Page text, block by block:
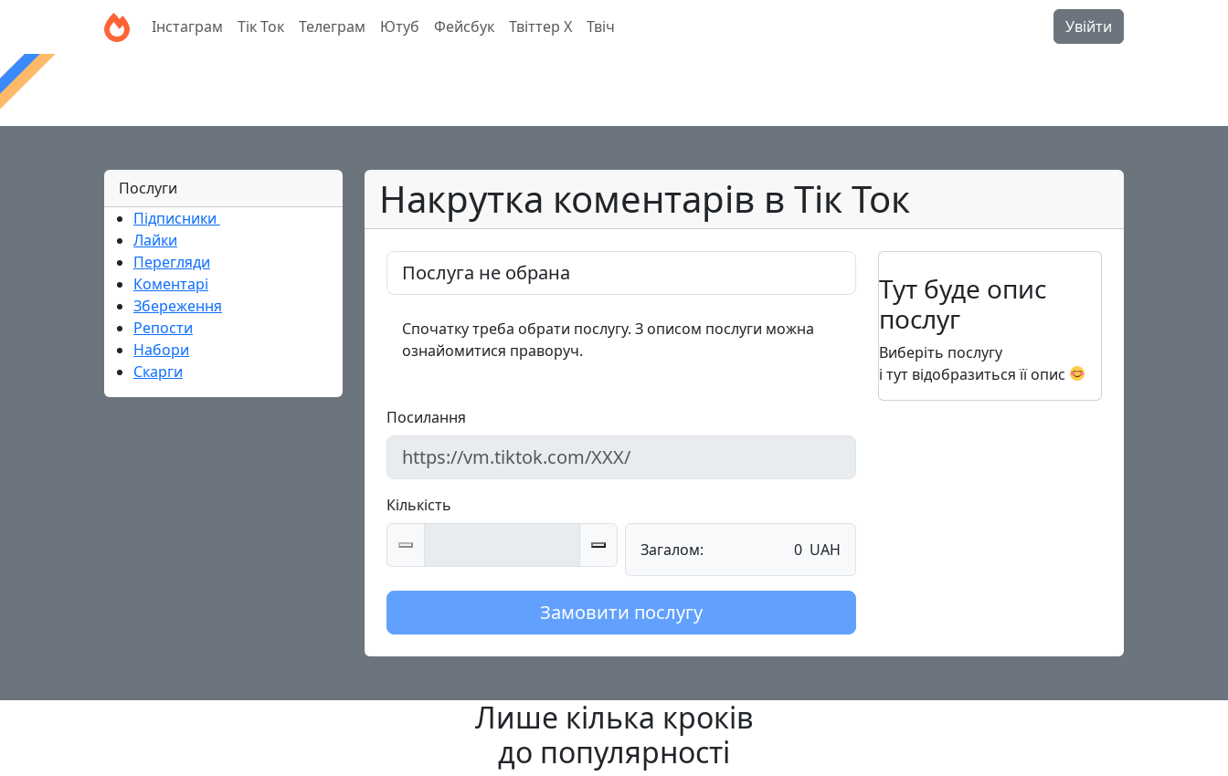
Інстаграм Тік Ток Телеграм Ютуб Фейсбук Твіттер X Твіч Увійти
Послуги
Підписники
Лайки
Перегляди
Коментарі
Збереження
Репости
Набори
Скарги
Накрутка коментарів в Тік Ток
Послуга не обрана
Спочатку треба обрати послугу. З описом послуги можна
ознайомитися праворуч.
Посилання
Кількість
Загалом: 0 UAH
Замовити послугу
Тут буде опис
послуг
Виберіть послугу
і тут відобразиться її опис
Лише кілька кроків
до популярності